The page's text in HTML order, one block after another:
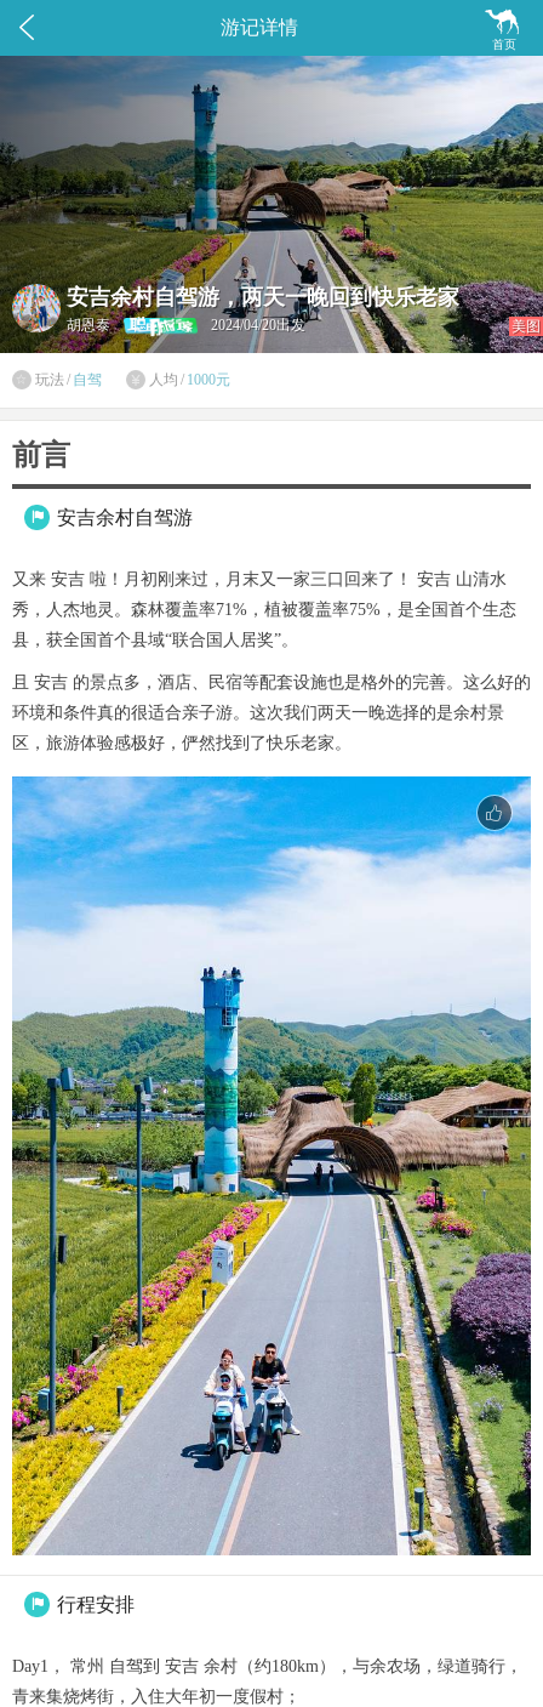
 
首页
游记详情
安吉余村自驾游，两天一晚回到快乐老家
胡恩泰 2024/04/20出发 美图
 玩法 / 自驾  人均 / 1000元
前言
 安吉余村自驾游
又来 安吉 啦！月初刚来过，月末又一家三口回来了！ 安吉 山清水
秀，人杰地灵。森林覆盖率71%，植被覆盖率75%，是全国首个生态
县，获全国首个县域“联合国人居奖”。
且 安吉 的景点多，酒店、民宿等配套设施也是格外的完善。这么好的
环境和条件真的很适合亲子游。这次我们两天一晚选择的是余村景
区，旅游体验感极好，俨然找到了快乐老家。
 行程安排
Day1， 常州 自驾到 安吉 余村（约180km），与余农场，绿道骑行，
青来集烧烤街，入住大年初一度假村；